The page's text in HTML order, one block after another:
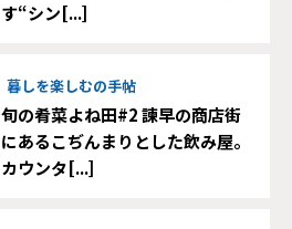
す“シン[...]
暮しを楽しむの手帖
旬の肴菜よね田#2 諫早の商店街
にあるこぢんまりとした飲み屋。
カウンタ[...]